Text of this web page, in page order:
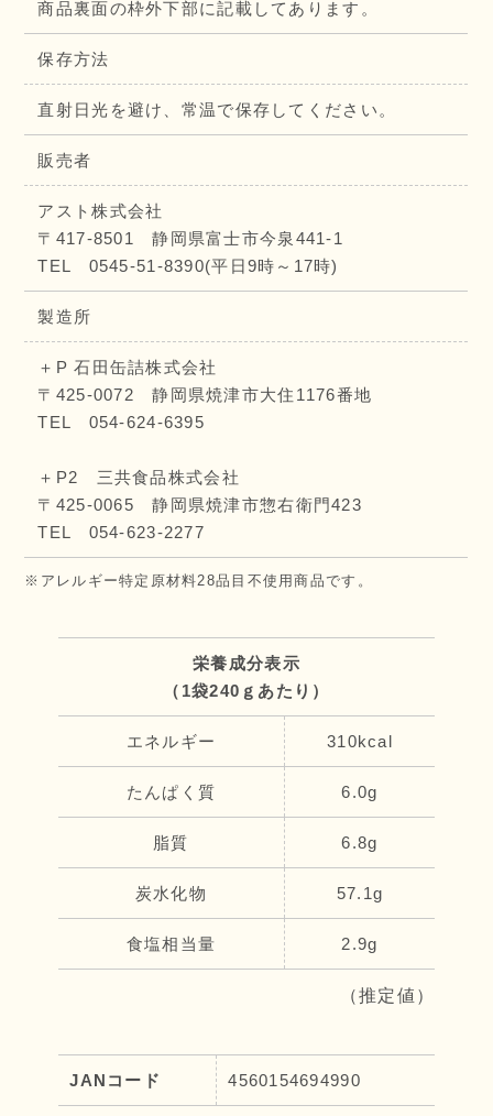
商品裏面の枠外下部に記載してあります。
保存方法
直射日光を避け、常温で保存してください。
販売者
アスト株式会社
〒417-8501 静岡県富士市今泉441-1
TEL 0545-51-8390(平日9時～17時)
製造所
＋P 石田缶詰株式会社
〒425-0072 静岡県焼津市大住1176番地
TEL 054-624-6395
＋P2 三共食品株式会社
〒425-0065 静岡県焼津市惣右衛門423
TEL 054-623-2277
※アレルギー特定原材料28品目不使用商品です。
栄養成分表示
（1袋240ｇあたり）
エネルギー 310kcal
たんぱく質 6.0g
脂質 6.8g
炭水化物 57.1g
食塩相当量 2.9g
（推定値）
JANコード 4560154694990